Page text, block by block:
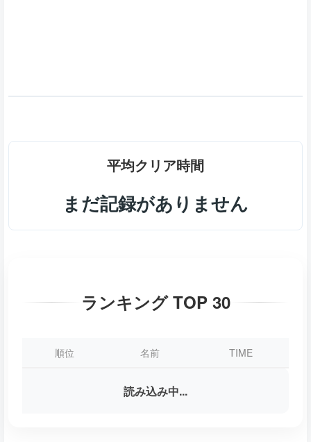
平均クリア時間
まだ記録がありません
ランキング TOP 30
順位 名前 TIME
読み込み中...